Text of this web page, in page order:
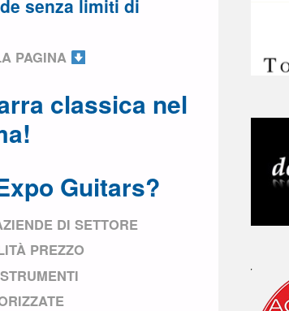
senza limiti di
PAGINA
classica nel
Guitars?
DI SETTORE
PREZZO